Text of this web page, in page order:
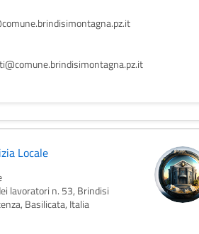
Locale
lavoratori n. 53, Brindisi
Basilicata, Italia